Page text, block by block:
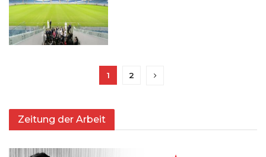
1 2
Zeitung der Arbeit